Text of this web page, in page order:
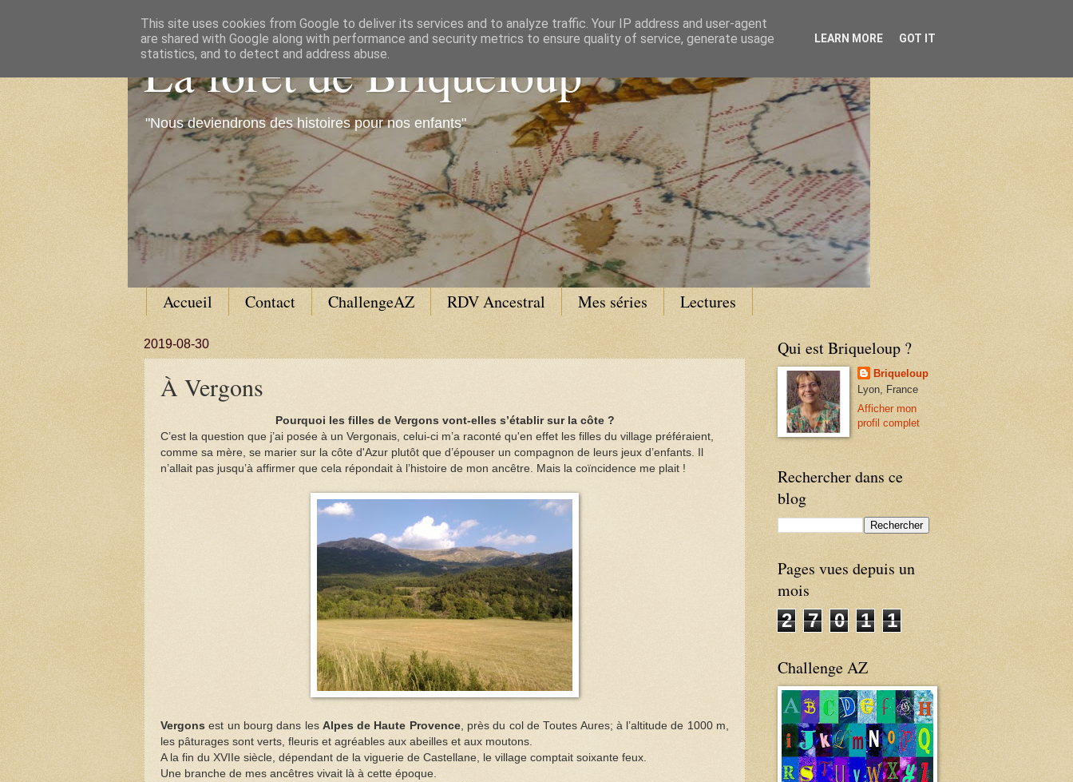
La forêt de Briqueloup
"Nous deviendrons des histoires pour nos enfants"
Accueil Contact ChallengeAZ RDV Ancestral Mes séries Lectures
2019-08-30
À Vergons
Pourquoi les filles de Vergons vont-elles s’établir sur la côte ?
C’est la question que j’ai posée à un Vergonais, celui-ci m’a raconté qu'en effet les filles du village préféraient,
comme sa mère, se marier sur la côte d'Azur plutôt que d’épouser un compagnon de leurs jeux d’enfants. Il
n’allait pas jusqu’à affirmer que cela répondait à l’histoire de mon ancêtre. Mais la coïncidence me plait !
Vergons est un bourg dans les Alpes de Haute Provence, près du col de Toutes Aures; à l’altitude de 1000 m,
les pâturages sont verts, fleuris et agréables aux abeilles et aux moutons.
A la fin du XVIIe siècle, dépendant de la viguerie de Castellane, le village comptait soixante feux.
Une branche de mes ancêtres vivait là à cette époque.
Qui est Briqueloup ?
Briqueloup
Lyon, France
Afficher mon
profil complet
Rechercher dans ce
blog
Pages vues depuis un
mois
2
7 0 1 1
Challenge AZ
This site uses cookies from Google to deliver its services and to analyze traffic. Your IP address and user-agent
are shared with Google along with performance and security metrics to ensure quality of service, generate usage
statistics, and to detect and address abuse.
LEARN MORE GOT IT